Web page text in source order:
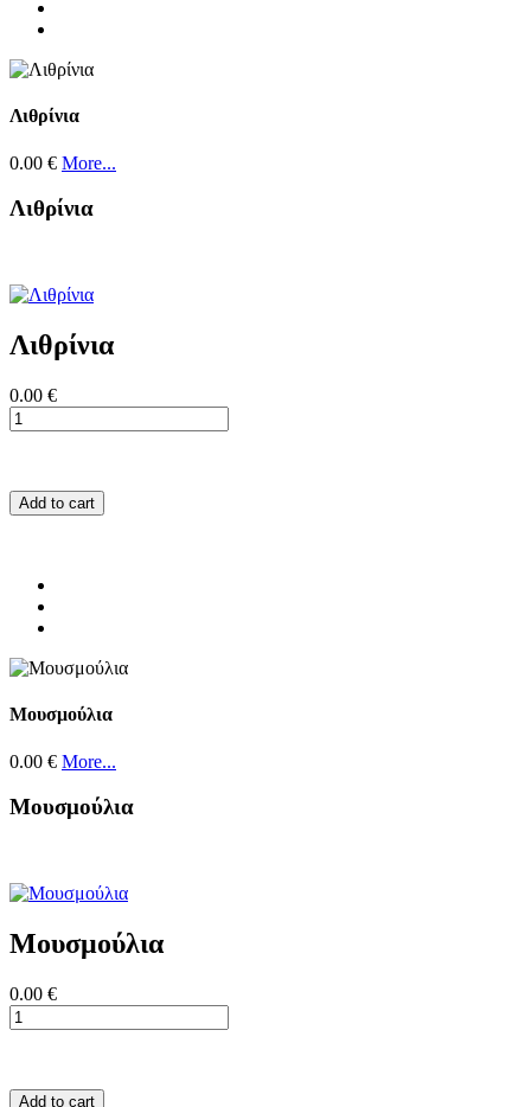
Λιθρίνια
0.00 € More...
Λιθρίνια
Λιθρίνια
0.00 €
Add to cart
Μουσμούλια
0.00 € More...
Μουσμούλια
Μουσμούλια
0.00 €
Add to cart